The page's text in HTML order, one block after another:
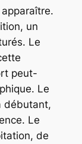
un
Le
peut-
Le
débutant,
Le
de